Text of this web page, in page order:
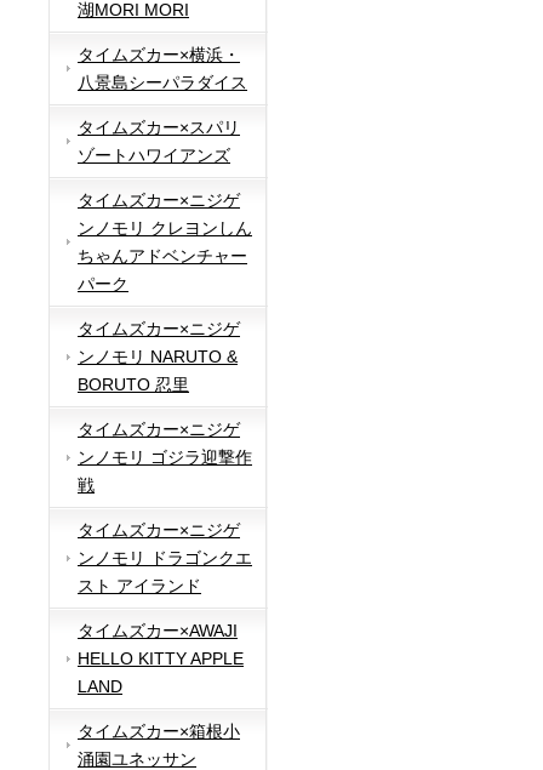
湖MORI MORI
タイムズカー×横浜・
八景島シーパラダイス
タイムズカー×スパリ
ゾートハワイアンズ
タイムズカー×ニジゲ
ンノモリ クレヨンしん
ちゃんアドベンチャー
パーク
タイムズカー×ニジゲ
ンノモリ NARUTO &
BORUTO 忍里
タイムズカー×ニジゲ
ンノモリ ゴジラ迎撃作
戦
タイムズカー×ニジゲ
ンノモリ ドラゴンクエ
スト アイランド
タイムズカー×AWAJI
HELLO KITTY APPLE
LAND
タイムズカー×箱根小
涌園ユネッサン